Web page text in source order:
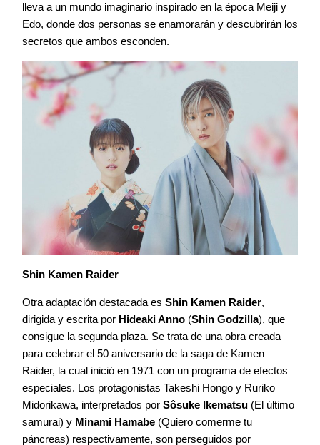
lleva a un mundo imaginario inspirado en la época Meiji y
Edo, donde dos personas se enamorarán y descubrirán los
secretos que ambos esconden.
Shin Kamen Raider
Otra adaptación destacada es Shin Kamen Raider,
dirigida y escrita por Hideaki Anno (Shin Godzilla), que
consigue la segunda plaza. Se trata de una obra creada
para celebrar el 50 aniversario de la saga de Kamen
Raider, la cual inició en 1971 con un programa de efectos
especiales. Los protagonistas Takeshi Hongo y Ruriko
Midorikawa, interpretados por Sôsuke Ikematsu (El último
samurai) y Minami Hamabe (Quiero comerme tu
páncreas) respectivamente, son perseguidos por